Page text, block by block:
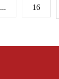
... 16